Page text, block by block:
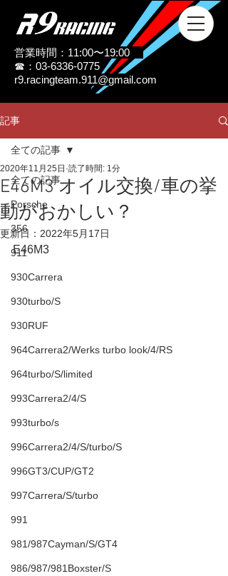
営業時間：11:00〜19:00
☎：03-6336-0775
r9.racingteam.911@gmail.com
記事
全ての記事
Porsche
356
911
930Carrera
930turbo/S
930RUF
964Carrera2/Werks turbo look/4/RS
964turbo/S/limited
993Carrera2/4/S
993turbo/s
996Carrera2/4/S/turbo/S
996GT3/CUP/GT2
997Carrera/S/turbo
991
981/987Cayman/S/GT4
986/987/981Boxster/S
全ての記事
E46M3 オイル交換/車の挙
動がおかしい？
2020年11月25日 読了時間: 1分
更新日： 2022年5月17日
E46M3